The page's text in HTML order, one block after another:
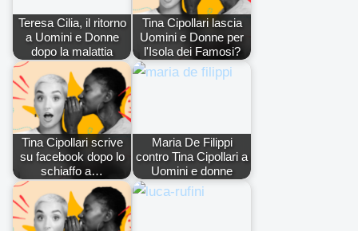
Teresa Cilia, il ritorno
a Uomini e Donne
dopo la malattia
Tina Cipollari lascia
Uomini e Donne per
l'Isola dei Famosi?
Tina Cipollari scrive
su facebook dopo lo
schiaffo a…
Maria De Filippi
contro Tina Cipollari a
Uomini e donne